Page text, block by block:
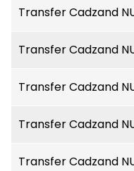
Die Zimmer
TV, Safe, Minibar,
Typ Deluxe: (ca. 31
Fußboden und
Transfer Cadzand
Transfer Cadzand
Transfer Cadzand
Transfer Cadzand
Transfer Cadzand